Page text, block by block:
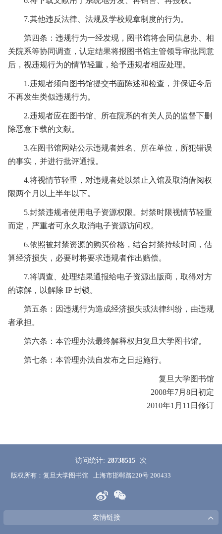
7.其他违反法律、法规及学校规章制度的行为。
第四条：违规行为一经发现，图书馆将会同信息办、相
关院系等协同调查，认定结果将报图书馆主管领导审批同意
后，视违规行为的情节轻重，给予违规者相应处理。
1.违规者须向图书馆提交书面陈述和检查，并保证今后
不再发生类似违规行为。
2.违规者应在图书馆、所在院系的有关人员的监督下删
除恶意下载的文献。
3.在图书馆网站公示违规者姓名、所在单位，所犯错误
的事实，并进行批评通报。
4.将视情节轻重，对违规者处以禁止入馆及取消借阅权
限两个月以上半年以下。
5.封禁违规者使用电子资源权限。封禁时限视情节轻重
而定，严重者可永久取消电子资源访问权。
6.依照被封禁资源的购买价格，结合封禁持续时间，估
算经济损失，必要时将要求违规者作出赔偿。
7.将调查、处理结果通报给电子资源出版商，取得对方
的谅解，以解除 IP 封锁。
第五条：因违规行为造成经济损失或法律纠纷，由违规
者承担。
第六条：本管理办法最终解释权归复旦大学图书馆。
第七条：本管理办法自发布之日起施行。
复旦大学图书馆
2008年7月8日初定
2010年1月11日修订
访问统计: 28738515
次
版权所有：复旦大学图书馆
上海市邯郸路220号 200433
友情链接